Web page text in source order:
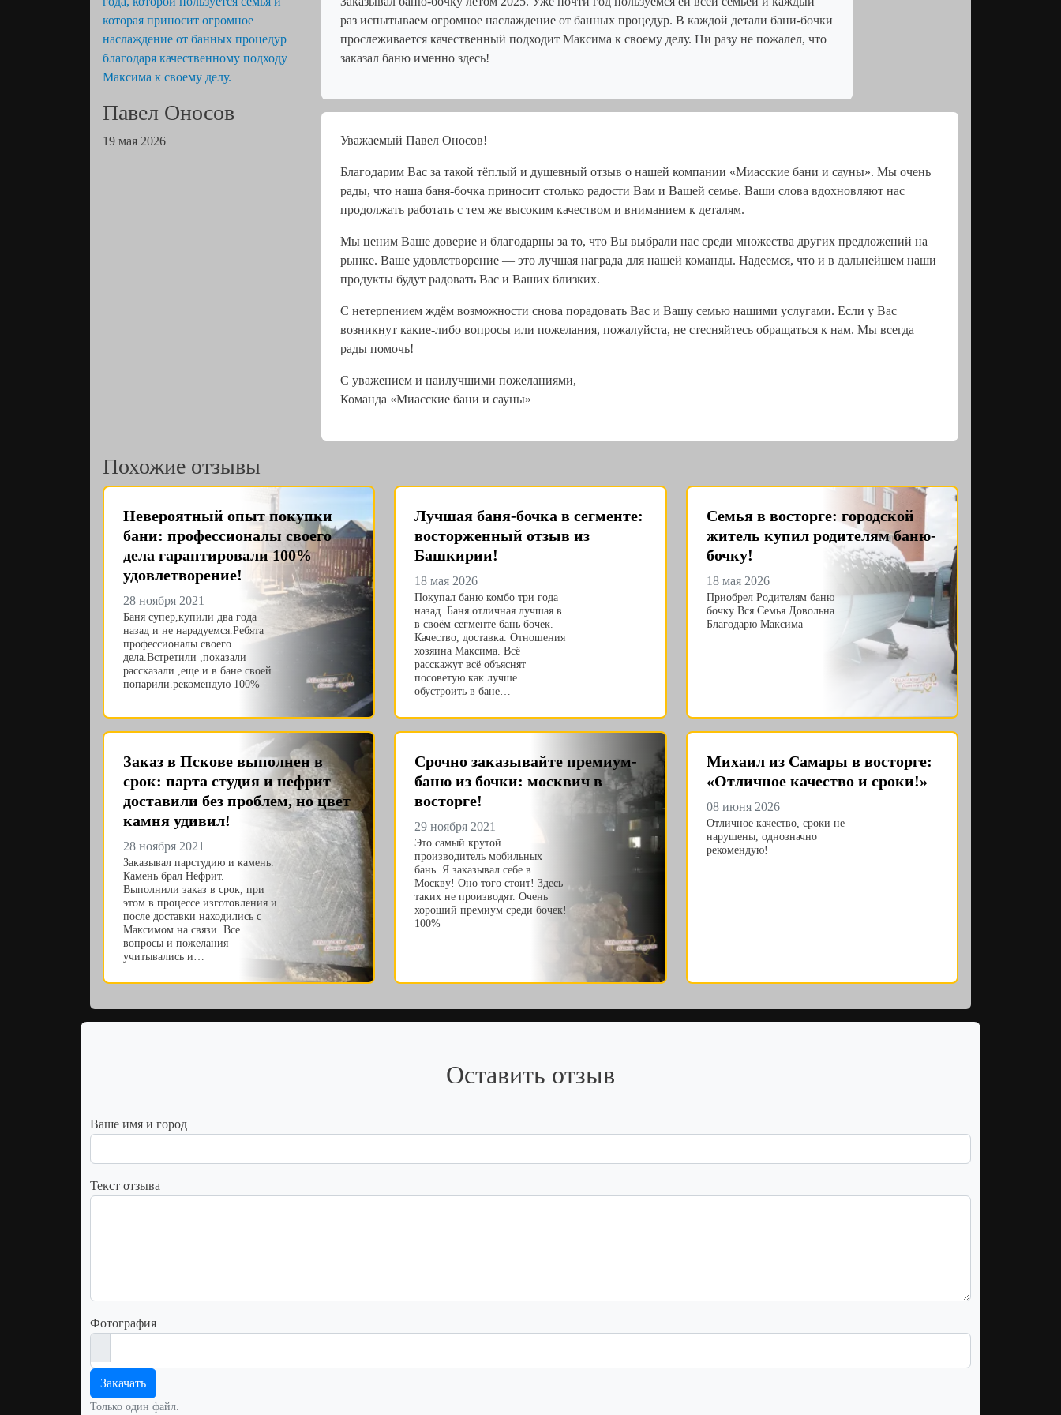
Павел Оносов
19 мая 2026
раз испытываем огромное наслаждение от банных процедур. В каждой детали бани-бочки
прослеживается качественный подходит Максима к своему делу. Ни разу не пожалел, что
заказал баню именно здесь!
Уважаемый Павел Оносов!
Благодарим Вас за такой тёплый и душевный отзыв о нашей компании «Миасские бани и сауны». Мы очень
рады, что наша баня-бочка приносит столько радости Вам и Вашей семье. Ваши слова вдохновляют нас
продолжать работать с тем же высоким качеством и вниманием к деталям.
Мы ценим Ваше доверие и благодарны за то, что Вы выбрали нас среди множества других предложений на
рынке. Ваше удовлетворение — это лучшая награда для нашей команды. Надеемся, что и в дальнейшем наши
продукты будут радовать Вас и Ваших близких.
С нетерпением ждём возможности снова порадовать Вас и Вашу семью нашими услугами. Если у Вас
возникнут какие-либо вопросы или пожелания, пожалуйста, не стесняйтесь обращаться к нам. Мы всегда
рады помочь!
С уважением и наилучшими пожеланиями,
Команда «Миасские бани и сауны»
Похожие отзывы
Невероятный опыт покупки
бани: профессионалы своего
дела гарантировали 100%
удовлетворение!
28 ноября 2021
Баня супер,купили два года
назад и не нарадуемся.Ребята
профессионалы своего
дела.Встретили ,показали
рассказали ,еще и в бане своей
попарили.рекомендую 100%
Лучшая баня-бочка в сегменте:
восторженный отзыв из
Башкирии!
18 мая 2026
Покупал баню комбо три года
назад. Баня отличная лучшая в
в своём сегменте бань бочек.
Качество, доставка. Отношения
хозяина Максима. Всё
расскажут всё объяснят
посоветую как лучше
обустроить в бане…
Семья в восторге: городской
житель купил родителям баню-
бочку!
18 мая 2026
Приобрел Родителям баню
бочку Вся Семья Довольна
Благодарю Максима
Заказ в Пскове выполнен в
срок: парта студия и нефрит
доставили без проблем, но цвет
камня удивил!
28 ноября 2021
Заказывал парстудию и камень.
Камень брал Нефрит.
Выполнили заказ в срок, при
этом в процессе изготовления и
после доставки находились с
Максимом на связи. Все
вопросы и пожелания
учитывались и…
Срочно заказывайте премиум-
баню из бочки: москвич в
восторге!
29 ноября 2021
Это самый крутой
производитель мобильных
бань. Я заказывал себе в
Москву! Оно того стоит! Здесь
таких не производят. Очень
хороший премиум среди бочек!
100%
Михаил из Самары в восторге:
«Отличное качество и сроки!»
08 июня 2026
Отличное качество, сроки не
нарушены, однозначно
рекомендую!
Оставить отзыв
Ваше имя и город
Текст отзыва
Фотография
Закачать
Только один файл.